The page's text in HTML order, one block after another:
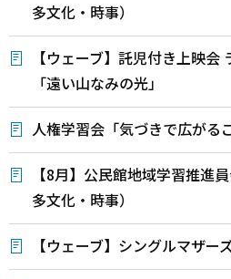
多文化・時事）
【ウェーブ】託児付き上映
「遠い山なみの光」
人権学習会「気づきで広がる
【8月】公民館地域学習推進
多文化・時事）
【ウェーブ】シングルマザー